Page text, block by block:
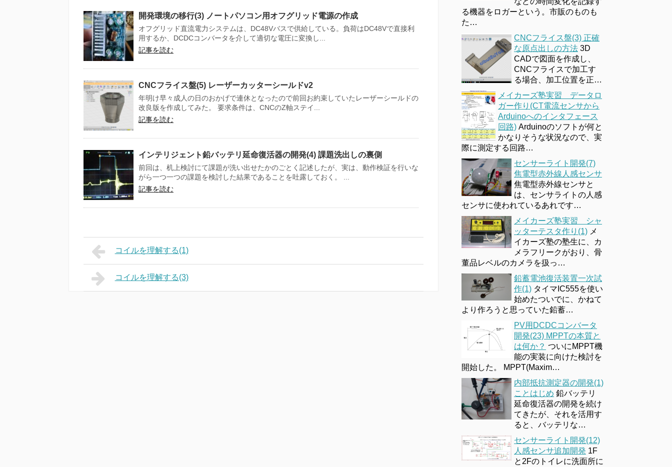
開発環境の移行(3) ノートパソコン用オフグリッド電源の作成
オフグリッド直流電力システムは、DC48Vバスで供給している。負荷はDC48Vで直接利
用するか、DCDCコンバータを介して適切な電圧に変換し...
記事を読む
CNCフライス盤(5) レーザーカッターシールドv2
年明け早々成人の日のおかげで連休となったので前回お約束していたレーザーシールドの
改良版を作成してみた。 要求条件は、CNCのZ軸ステイ...
記事を読む
インテリジェント鉛バッテリ延命復活器の開発(4) 課題洗出しの裏側
前回は、机上検討にて課題が洗い出せたかのごとく記述したが、実は、動作検証を行いな
がら一つ一つの課題を検討した結果であることを吐露しておく。 ...
記事を読む
コイルを理解する(1)
コイルを理解する(3)
る機器をロガーという。市販のものも
た…
CNCフライス盤(3) 正確
な原点出しの方法 3D
CADで図面を作成し、
CNCフライスで加工す
る場合、加工位置を正…
メイカーズ塾実習 データロ
ガー作り(CT電流センサから
Arduinoへのインタフェース
回路) Arduinoのソフトが何と
かなりそうな状況なので、実
際に測定する回路…
センサーライト開発(7)
焦電型赤外線人感センサ
焦電型赤外線センサと
は、センサライトの人感
センサに使われているあれです…
メイカーズ塾実習 シャ
ッターテスタ作り(1) メ
イカーズ塾の塾生に、カ
メラフリークがおり、骨
董品レベルのカメラを扱っ…
鉛蓄電池復活装置一次試
作(1) タイマIC555を使い
始めたついでに、かねて
より作ろうと思っていた鉛蓄…
PV用DCDCコンバータ
開発(23) MPPTの本質と
は何か？ ついにMPPT機
能の実装に向けた検討を
開始した。 MPPT(Maxim…
内部抵抗測定器の開発(1)
ことはじめ 鉛バッテリ
延命復活器の開発を続け
てきたが、それを活用す
ると、バッテリな…
センサーライト開発(12)
人感センサ追加開発 1F
と2Fのトイレに洗面所に